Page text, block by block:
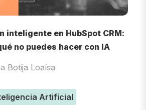
inteligente en HubSpot CRM:
no puedes hacer con IA
Botija Loaísa
Artificial